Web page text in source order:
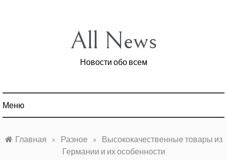
All News
Новости обо всем
Меню
Главная » Разное »
Высококачественные товары из
Германии и их особенности